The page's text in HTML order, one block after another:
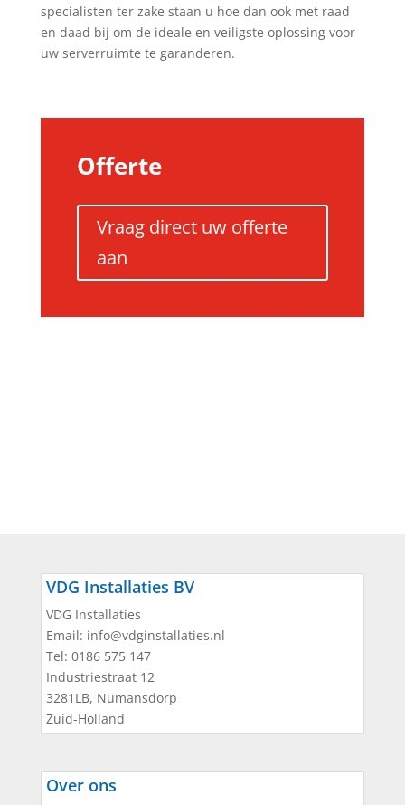
specialisten ter zake staan u hoe dan ook met raad
en daad bij om de ideale en veiligste oplossing voor
uw serverruimte te garanderen.
Offerte
Vraag direct uw offerte
aan
VDG Installaties BV
VDG Installaties
Email: info@vdginstallaties.nl
Tel: 0186 575 147
Industriestraat 12
3281LB, Numansdorp
Zuid-Holland
Over ons